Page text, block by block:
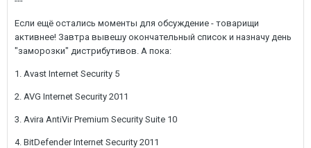
Если ещё остались моменты для обсуждение - товарищи
активнее! Завтра вывешу окончательный список и назначу день
"заморозки" дистрибутивов. А пока:
1. Avast Internet Security 5
2. AVG Internet Security 2011
3. Avira AntiVir Premium Security Suite 10
4. BitDefender Internet Security 2011